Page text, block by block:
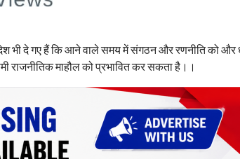
भी दे गए हैं कि आने वाले समय में संगठन और रणनीति को और
राजनीतिक माहौल को प्रभावित कर सकता है।।